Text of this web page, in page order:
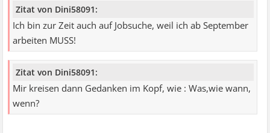
Zitat von Dini58091:
Ich bin zur Zeit auch auf Jobsuche, weil ich ab September
arbeiten MUSS!
Zitat von Dini58091:
Mir kreisen dann Gedanken im Kopf, wie : Was,wie wann,
wenn?